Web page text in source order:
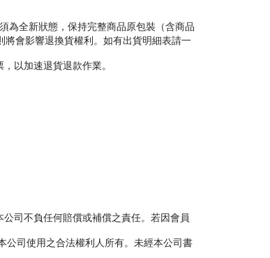
為全新狀態，保持完整商品原包裝（含商品
會影響退換貨權利。如有出貨明細表請一
以加速退貨退款作業。
司不負任何賠償或補償之責任。若因會員
公司使用之合法權利人所有。未經本公司書